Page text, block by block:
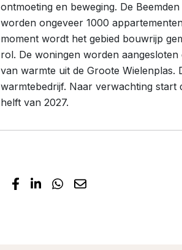
ontmoeting en beweging. De
worden ongeveer 1000
moment wordt het gebied bouwrijp
rol. De woningen worden
van warmte uit de Groote Wielenplas.
warmtebedrijf. Naar verwachting start
helft van 2027.